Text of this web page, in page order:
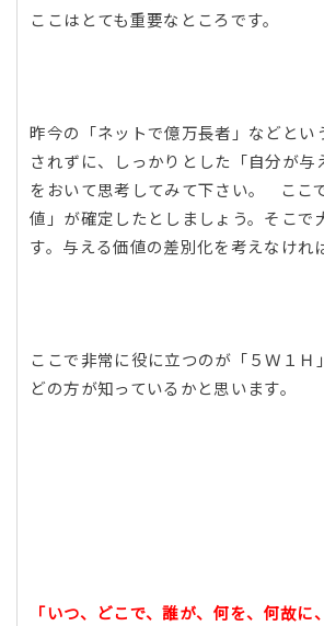
ここはとても重要なところです。
昨今の「ネットで億万長者」などとい
されずに、しっかりとした「自分が与
をおいて思考してみて下さい。 ここ
値」が確定したとしましょう。そこで
す。与える価値の差別化を考えなけれ
ここで非常に役に立つのが「５Ｗ１Ｈ
どの方が知っているかと思います。
「いつ、どこで、誰が、何を、何故に